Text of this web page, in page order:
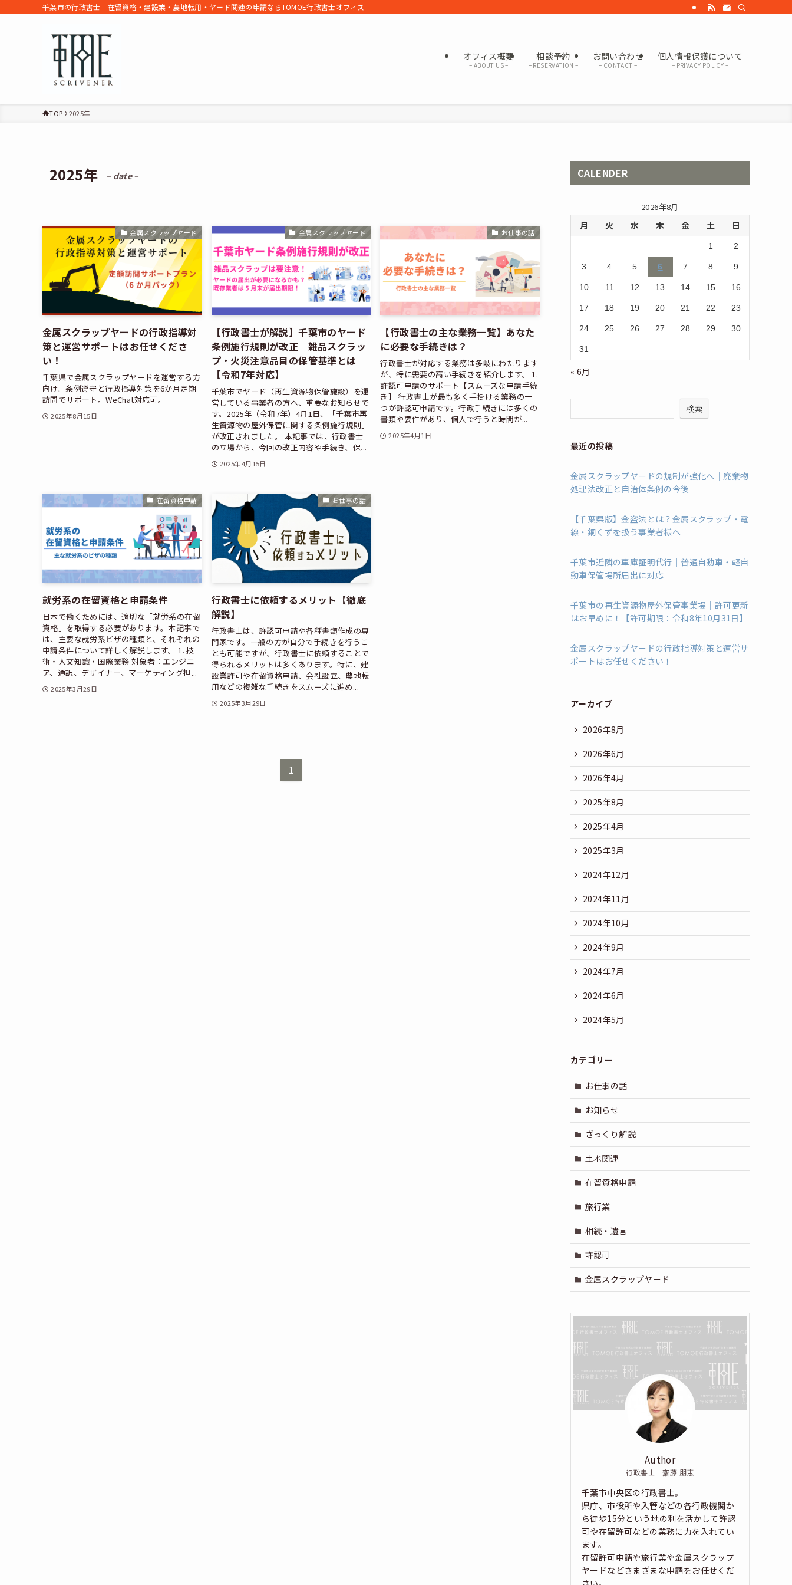
千葉市の行政書士｜在留資格・建設業・農地転用・ヤード関連の申請ならTOMOE行政書士オフィス
オフィス概要
– ABOUT US –
相談予約
– RESERVATION –
お問い合わせ
– CONTACT –
個人情報保護について
– PRIVACY POLICY –
TOP 2025年
2025年 – date –
金属スクラップヤード
金属スクラップヤードの行政指導対
策と運営サポートはお任せくださ
い！
千葉県で金属スクラップヤードを運営する方
向け。条例遵守と行政指導対策を6か月定期
訪問でサポート。WeChat対応可。
2025年8月15日
金属スクラップヤード
【行政書士が解説】千葉市のヤード
条例施行規則が改正｜雑品スクラッ
プ・火災注意品目の保管基準とは
【令和7年対応】
千葉市でヤード（再生資源物保管施設）を運
営している事業者の方へ、重要なお知らせで
す。2025年（令和7年）4月1日、「千葉市再
生資源物の屋外保管に関する条例施行規則」
が改正されました。 本記事では、行政書士
の立場から、今回の改正内容や手続き、保...
2025年4月15日
お仕事の話
【行政書士の主な業務一覧】あなた
に必要な手続きは？
行政書士が対応する業務は多岐にわたります
が、特に需要の高い手続きを紹介します。 1.
許認可申請のサポート【スムーズな申請手続
き】 行政書士が最も多く手掛ける業務の一
つが許認可申請です。行政手続きには多くの
書類や要件があり、個人で行うと時間が...
2025年4月1日
在留資格申請
就労系の在留資格と申請条件
日本で働くためには、適切な「就労系の在留
資格」を取得する必要があります。本記事で
は、主要な就労系ビザの種類と、それぞれの
申請条件について詳しく解説します。 1. 技
術・人文知識・国際業務 対象者：エンジニ
ア、通訳、デザイナー、マーケティング担...
2025年3月29日
お仕事の話
行政書士に依頼するメリット【徹底
解説】
行政書士は、許認可申請や各種書類作成の専
門家です。一般の方が自分で手続きを行うこ
とも可能ですが、行政書士に依頼することで
得られるメリットは多くあります。特に、建
設業許可や在留資格申請、会社設立、農地転
用などの複雑な手続きをスムーズに進め...
2025年3月29日
1
CALENDER
2026年8月
月 火 水 木 金 土 日
1 2
3 4 5 6 7 8 9
10 11 12 13 14 15 16
17 18 19 20 21 22 23
24 25 26 27 28 29 30
31
« 6月
検索
最近の投稿
金属スクラップヤードの規制が強化へ｜廃棄物
処理法改正と自治体条例の今後
【千葉県版】金盗法とは？金属スクラップ・電
線・銅くずを扱う事業者様へ
千葉市近隣の車庫証明代行｜普通自動車・軽自
動車保管場所届出に対応
千葉市の再生資源物屋外保管事業場｜許可更新
はお早めに！【許可期限：令和8年10月31日】
金属スクラップヤードの行政指導対策と運営サ
ポートはお任せください！
アーカイブ
2026年8月
2026年6月
2026年4月
2025年8月
2025年4月
2025年3月
2024年12月
2024年11月
2024年10月
2024年9月
2024年7月
2024年6月
2024年5月
カテゴリー
お仕事の話
お知らせ
ざっくり解説
土地関連
在留資格申請
旅行業
相続・遺言
許認可
金属スクラップヤード
Author
行政書士 齋藤 朋恵
千葉市中央区の行政書士。
県庁、市役所や入管などの各行政機関か
ら徒歩15分という地の利を活かして許認
可や在留許可などの業務に力を入れてい
ます。
在留許可申請や旅行業や金属スクラップ
ヤードなどさまざまな申請をお任せくだ